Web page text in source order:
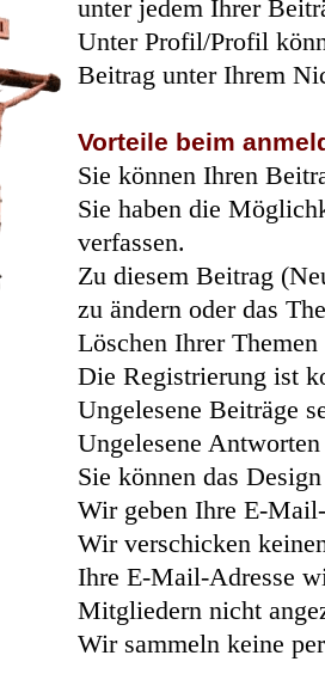
unter jedem Ihrer
Unter Profil/Profil
Beitrag unter Ihrem
Vorteile beim
Sie können Ihren
Sie haben die
verfassen.
Zu diesem Beitrag
zu ändern oder das
Löschen Ihrer
Die Registrierung ist
Ungelesene Beiträge
Ungelesene
Sie können das
Wir geben Ihre E-
Wir verschicken
Ihre E-Mail-Adresse
Mitgliedern nicht
Wir sammeln keine